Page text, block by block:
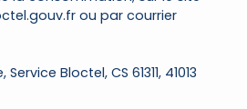
ou par courrier
Bloctel, CS 61311, 41013